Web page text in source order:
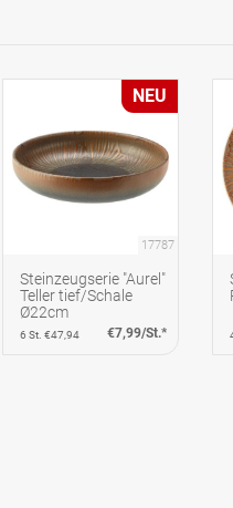
17787
Steinzeugserie "Aurel"
Teller tief/Schale
Ø22cm
6 St. €47,94 €7,99/St.*
NEU